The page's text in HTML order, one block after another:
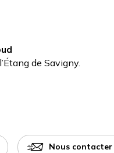
de Savigny.
Nous contacter